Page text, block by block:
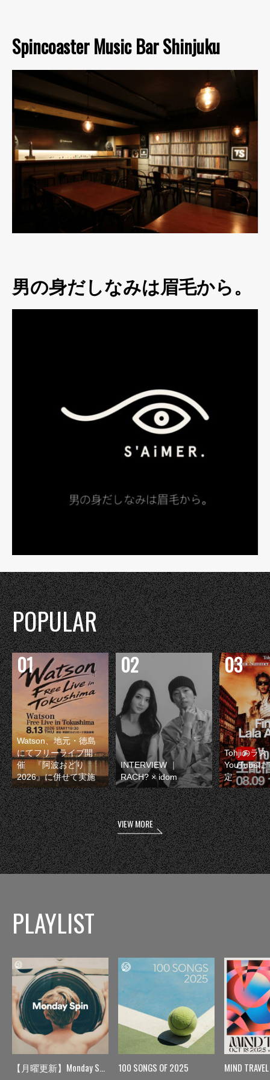
Spincoaster Music Bar Shinjuku
男の身だしなみは眉毛から。
POPULAR
Watson、地元・徳島
にてフリーライブ開
催 『阿波おどり
2026』に併せて実施
INTERVIEW ｜
RACH? × idom
Tohjiのラス
YouTubeに
定
VIEW MORE
PLAYLIST
【月曜更新】Monday Spin 100 SONGS OF 2025 MIND TRAVEL